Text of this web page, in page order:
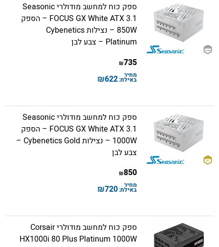
ספק כוח למחשב מודולרי Seasonic
FOCUS GX White ATX 3.1 – הספק
850W – נצילות Cybenetics
Platinum – צבע לבן
735
₪
מחיר
באילת:622
₪
ספק כוח למחשב מודולרי Seasonic
FOCUS GX White ATX 3.1 – הספק
1000W – נצילות Cybenetics Gold –
צבע לבן
850
₪
מחיר
באילת:720
₪
ספק כוח למחשב מודולרי Corsair
HX1000i 80 Plus Platinum 1000W